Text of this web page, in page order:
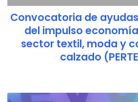
Convocatoria de
del impulso
sector textil, moda y
calzado